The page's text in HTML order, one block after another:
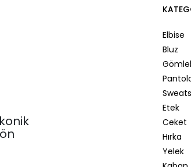
Elbise
Bluz
Etek
Ceket
Hırka
Yelek